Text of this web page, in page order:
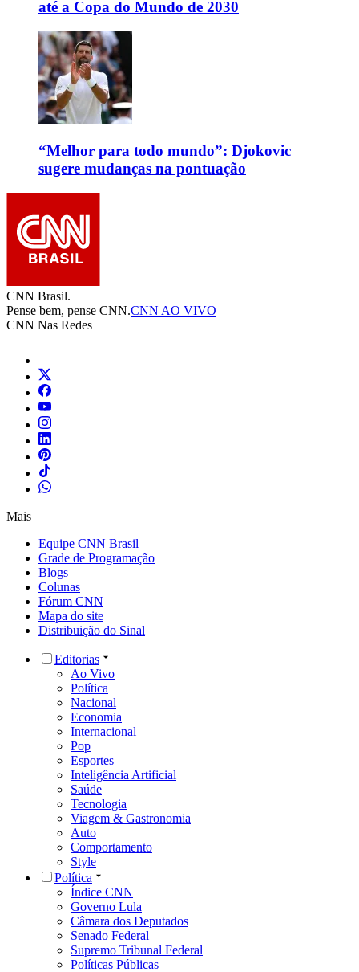
até a Copa do Mundo de 2030
“Melhor para todo mundo”: Djokovic
sugere mudanças na pontuação
CNN Brasil.
Pense bem, pense CNN.CNN AO VIVO
CNN Nas Redes
Mais
Equipe CNN Brasil
Grade de Programação
Blogs
Colunas
Fórum CNN
Mapa do site
Distribuição do Sinal
Editorias
Ao Vivo
Política
Nacional
Economia
Internacional
Pop
Esportes
Inteligência Artificial
Saúde
Tecnologia
Viagem & Gastronomia
Auto
Comportamento
Style
Política
Índice CNN
Governo Lula
Câmara dos Deputados
Senado Federal
Supremo Tribunal Federal
Políticas Públicas